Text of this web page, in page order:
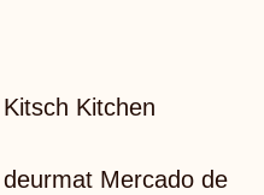
Kitsch Kitchen
deurmat Mercado de